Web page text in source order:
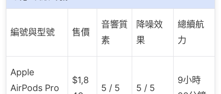
編號與型號 售價
音響質
素
降噪效
果
總續航
力
Apple
AirPods Pro
$1,8
5 / 5 5 / 5
9小時